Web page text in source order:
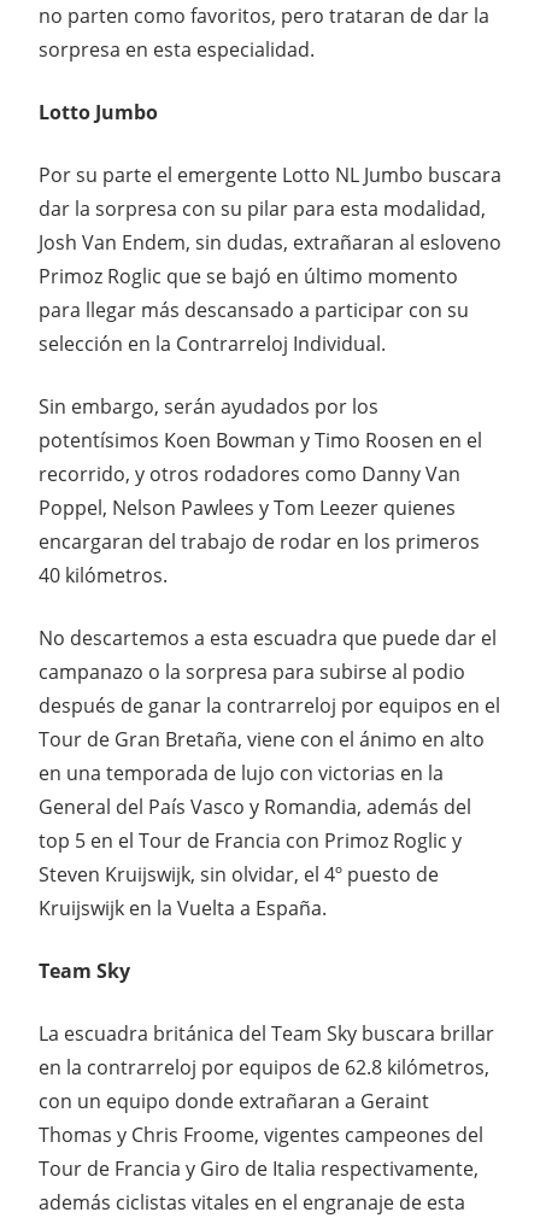
no parten como favoritos, pero trataran de dar la
sorpresa en esta especialidad.
Lotto Jumbo
Por su parte el emergente Lotto NL Jumbo buscara
dar la sorpresa con su pilar para esta modalidad,
Josh Van Endem, sin dudas, extrañaran al esloveno
Primoz Roglic que se bajó en último momento
para llegar más descansado a participar con su
selección en la Contrarreloj Individual.
Sin embargo, serán ayudados por los
potentísimos Koen Bowman y Timo Roosen en el
recorrido, y otros rodadores como Danny Van
Poppel, Nelson Pawlees y Tom Leezer quienes
encargaran del trabajo de rodar en los primeros
40 kilómetros.
No descartemos a esta escuadra que puede dar el
campanazo o la sorpresa para subirse al podio
después de ganar la contrarreloj por equipos en el
Tour de Gran Bretaña, viene con el ánimo en alto
en una temporada de lujo con victorias en la
General del País Vasco y Romandia, además del
top 5 en el Tour de Francia con Primoz Roglic y
Steven Kruijswijk, sin olvidar, el 4º puesto de
Kruijswijk en la Vuelta a España.
Team Sky
La escuadra británica del Team Sky buscara brillar
en la contrarreloj por equipos de 62.8 kilómetros,
con un equipo donde extrañaran a Geraint
Thomas y Chris Froome, vigentes campeones del
Tour de Francia y Giro de Italia respectivamente,
además ciclistas vitales en el engranaje de esta